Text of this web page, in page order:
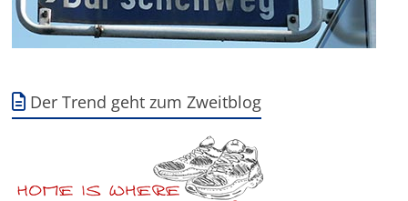
Der Trend geht zum Zweitblog